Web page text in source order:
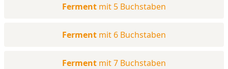
Ferment mit 5 Buchstaben
Ferment mit 6 Buchstaben
Ferment mit 7 Buchstaben